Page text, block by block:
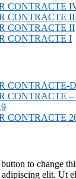
CONTRACTE
CONTRACTE
CONTRACTE II
CONTRACTE I
CONTRACTE-
CONTRACTE
CONTRACTE
to change
elit. Ut